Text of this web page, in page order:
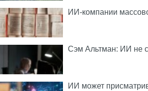
ИИ-компании
Сэм Альтман: ИИ не
ИИ может